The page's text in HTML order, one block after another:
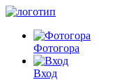
Фотогора
Вход